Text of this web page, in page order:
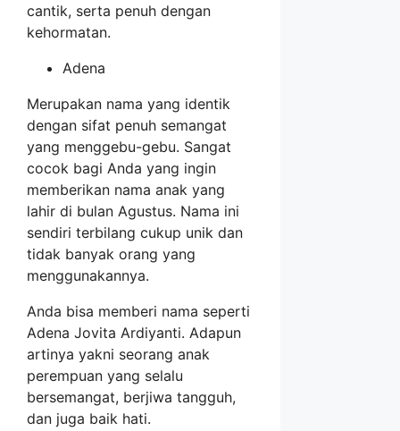
cantik, serta penuh dengan
kehormatan.
Adena
Merupakan nama yang identik
dengan sifat penuh semangat
yang menggebu-gebu. Sangat
cocok bagi Anda yang ingin
memberikan nama anak yang
lahir di bulan Agustus. Nama ini
sendiri terbilang cukup unik dan
tidak banyak orang yang
menggunakannya.
Anda bisa memberi nama seperti
Adena Jovita Ardiyanti. Adapun
artinya yakni seorang anak
perempuan yang selalu
bersemangat, berjiwa tangguh,
dan juga baik hati.